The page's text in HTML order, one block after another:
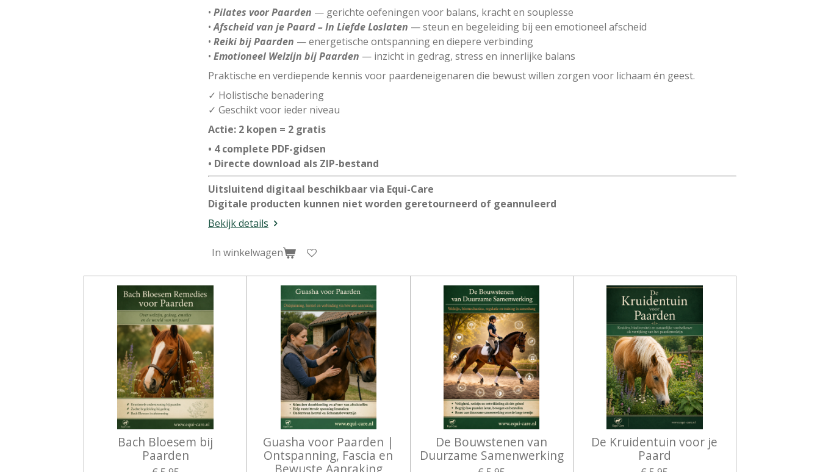
• Pilates voor Paarden — gerichte oefeningen voor balans, kracht en souplesse
•Afscheid van je Paard – In Liefde Loslaten — steun en begeleiding bij een emotioneel afscheid
• Reiki bij Paarden — energetische ontspanning en diepere verbinding
• Emotioneel Welzijn bij Paarden — inzicht in gedrag, stress en innerlijke balans
Praktische en verdiepende kennis voor paardeneigenaren die bewust willen zorgen voor lichaam én geest.
✓ Holistische benadering
✓ Geschikt voor ieder niveau
Actie: 2 kopen = 2 gratis
• 4 complete PDF-gidsen
• Directe download als ZIP-bestand
Uitsluitend digitaal beschikbaar via Equi-Care
Digitale producten kunnen niet worden geretourneerd of geannuleerd
Bekijk details
In winkelwagen
Bach Bloesem bij
Paarden
Guasha voor Paarden |
Ontspanning, Fascia en
De Bouwstenen van
Duurzame Samenwerking
De Kruidentuin voor je
Paard